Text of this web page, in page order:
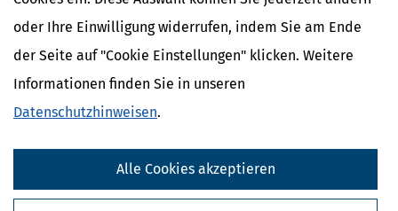
oder Ihre Einwilligung widerrufen, indem Sie am Ende
der Seite auf "Cookie Einstellungen" klicken. Weitere
Informationen finden Sie in unseren
Datenschutzhinweisen.
Alle Cookies akzeptieren
Kostenlose Steuertipps & News